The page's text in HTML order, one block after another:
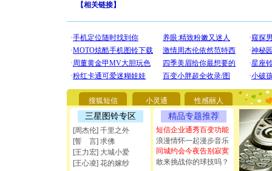
【相关链接】
搜狐短信 小灵通 性感丽人
三星图铃专区
[周杰伦] 千里之外
[誓 言] 求佛
[王力宏] 大城小爱
[王心凌] 花的嫁纱
精品专题推荐
短信企业通秀百变功能
浪漫情怀一起漫步音乐
同城约会今夜告别寂寞
敢来挑战你的球技吗？
[圣诞节]
你太多
[圣诞节]
能正大光
都要快乐
[圣诞节]
如意,快
[元旦]看
断电。爱
你是我专